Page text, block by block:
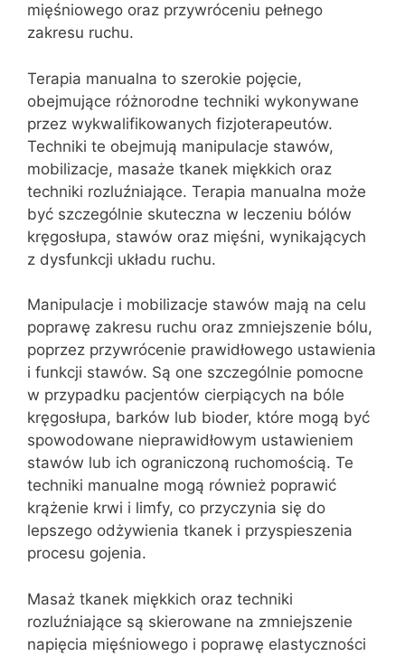
mięśniowego oraz przywróceniu pełnego
zakresu ruchu.
Terapia manualna to szerokie pojęcie,
obejmujące różnorodne techniki wykonywane
przez wykwalifikowanych fizjoterapeutów.
Techniki te obejmują manipulacje stawów,
mobilizacje, masaże tkanek miękkich oraz
techniki rozluźniające. Terapia manualna może
być szczególnie skuteczna w leczeniu bólów
kręgosłupa, stawów oraz mięśni, wynikających
z dysfunkcji układu ruchu.
Manipulacje i mobilizacje stawów mają na celu
poprawę zakresu ruchu oraz zmniejszenie bólu,
poprzez przywrócenie prawidłowego ustawienia
i funkcji stawów. Są one szczególnie pomocne
w przypadku pacjentów cierpiących na bóle
kręgosłupa, barków lub bioder, które mogą być
spowodowane nieprawidłowym ustawieniem
stawów lub ich ograniczoną ruchomością. Te
techniki manualne mogą również poprawić
krążenie krwi i limfy, co przyczynia się do
lepszego odżywienia tkanek i przyspieszenia
procesu gojenia.
Masaż tkanek miękkich oraz techniki
rozluźniające są skierowane na zmniejszenie
napięcia mięśniowego i poprawę elastyczności